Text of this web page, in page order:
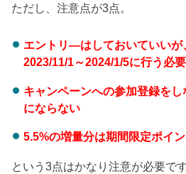
ただし、注意点が3点。
エントリ―はしておいていいが
2023/11/1～2024/1/5に行う必
キャンペーンへの参加登録を
にならない
5.5%の増量分は期間限定ポイ
という3点はかなり注意が必要です